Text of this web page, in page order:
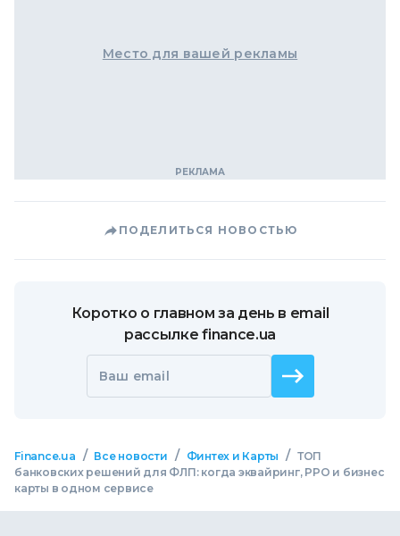
Место для вашей рекламы
ПОДЕЛИТЬСЯ НОВОСТЬЮ
Коротко о главном за день в email
рассылке finance.ua
Ваш email
Finance.ua / Все новости / Финтех и Карты / ТОП
банковских решений для ФЛП: когда эквайринг, РРО и бизнес
карты в одном сервисе